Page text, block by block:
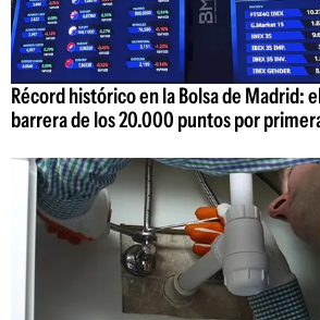
Récord histórico en la Bolsa de Madrid:
barrera de los 20.000 puntos por